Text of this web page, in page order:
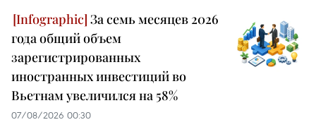
За семь месяцев 2026
года общий объем
зарегистрированных
иностранных инвестиций во
Вьетнам увеличился на 58%
07/08/2026 00:30